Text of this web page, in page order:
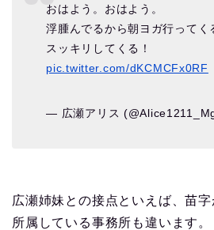
おはよう。おはよう。
浮腫んでるから朝ヨガ行ってく
スッキリしてくる！
pic.twitter.com/dKCMCFx0RF
— 広瀬アリス
広瀬姉妹との接点といえば、苗字
所属している事務所も違います。